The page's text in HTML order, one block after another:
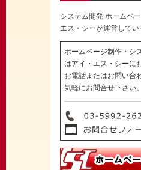
システム開発 ホームペ
エス・シーが運営してい
ホームページ制作・シ
はアイ・エス・シーに
お電話またはお問い合
気軽にお問合せ下さい。